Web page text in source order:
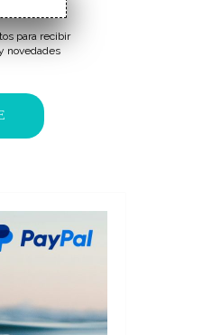
para recibir
novedades